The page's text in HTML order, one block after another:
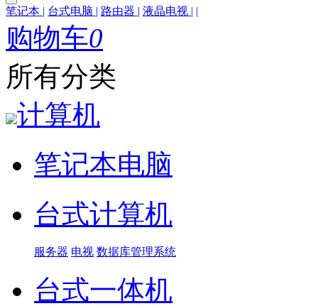
笔记本 | 台式电脑 | 路由器 | 液晶电视 | |
购物车0
所有分类
计算机
笔记本电脑
台式计算机
服务器 电视 数据库管理系统
台式一体机